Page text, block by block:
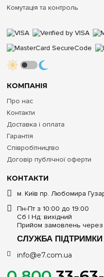
КОНТАКТИ
м. Київ пр. Любомира
Пн-Пт з 10:00 до 19:00
Сб | Нд: вихідний
Прийом замовлень через
СЛУЖБА ПІДТРИМКИ
info@e7.com.ua
КОМПАНІЯ
Про нас
Контакти
Доставка і оплата
Гарантія
Співробітництво
Договір публічної оферти
Комутація та контроль